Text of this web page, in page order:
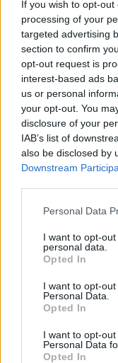
If you wish to opt-
processing of your
targeted advertising
section to confirm
opt-out request is
interest-based ads
us or personal
your opt-out. You
disclosure of your
IAB’s list of
also be disclosed by
Downstream
Personal Data
I want to opt-
personal data.
Opted In
I want to opt-
Personal Data.
Opted In
I want to opt-
Personal Data
Opted In
”Det var köer,